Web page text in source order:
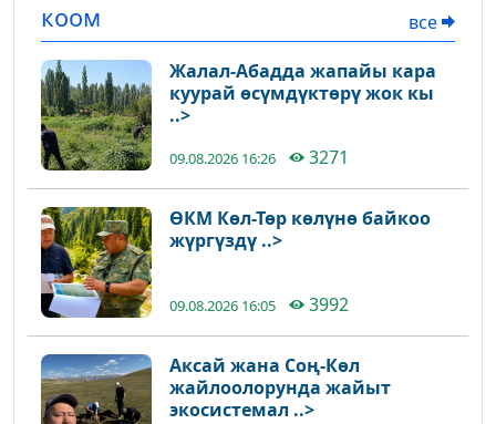
коом
все
Жалал-Абадда жапайы кара
куурай өсүмдүктөрү жок кы
..>
09.08.2026 16:26 3271
ӨКМ Көл-Төр көлүнө байкоо
жүргүздү ..>
09.08.2026 16:05 3992
Аксай жана Соң-Көл
жайлоолорунда жайыт
экосистемал ..>